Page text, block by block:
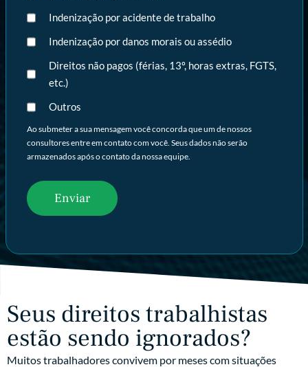
Indenização por acidente de trabalho
Indenização por danos morais ou assédio
Direitos não pagos (férias, 13º, horas extras, FGTS,
etc.)
Outros
Ao submeter a sua mensagem você concorda que um de nossos
consultores entre em contato com você. Seus dados não serão
armazenados após o contato da nossa equipe.
Seus direitos trabalhistas
estão sendo ignorados?
Muitos trabalhadores convivem por meses com situações